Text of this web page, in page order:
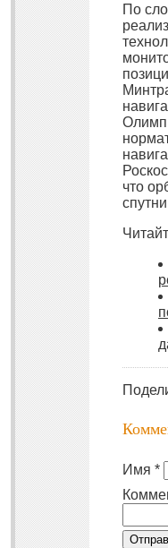
По
что
Имя *